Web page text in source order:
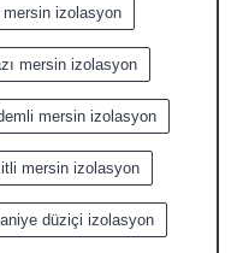
izolasyon
mersin izolasyon
mersin izolasyon
mersin izolasyon
düziçi izolasyon